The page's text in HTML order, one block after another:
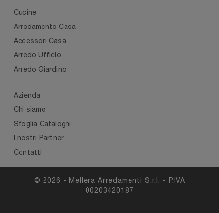
Cucine
Arredamento Casa
Accessori Casa
Arredo Ufficio
Arredo Giardino
Azienda
Chi siamo
Sfoglia Cataloghi
I nostri Partner
Contatti
© 2026 - Mellera Arredamenti S.r.l. - P.IVA
00203420187